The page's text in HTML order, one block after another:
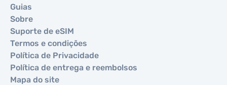
Guias
Sobre
Suporte de eSIM
Termos e condições
Política de Privacidade
Política de entrega e reembolsos
Mapa do site